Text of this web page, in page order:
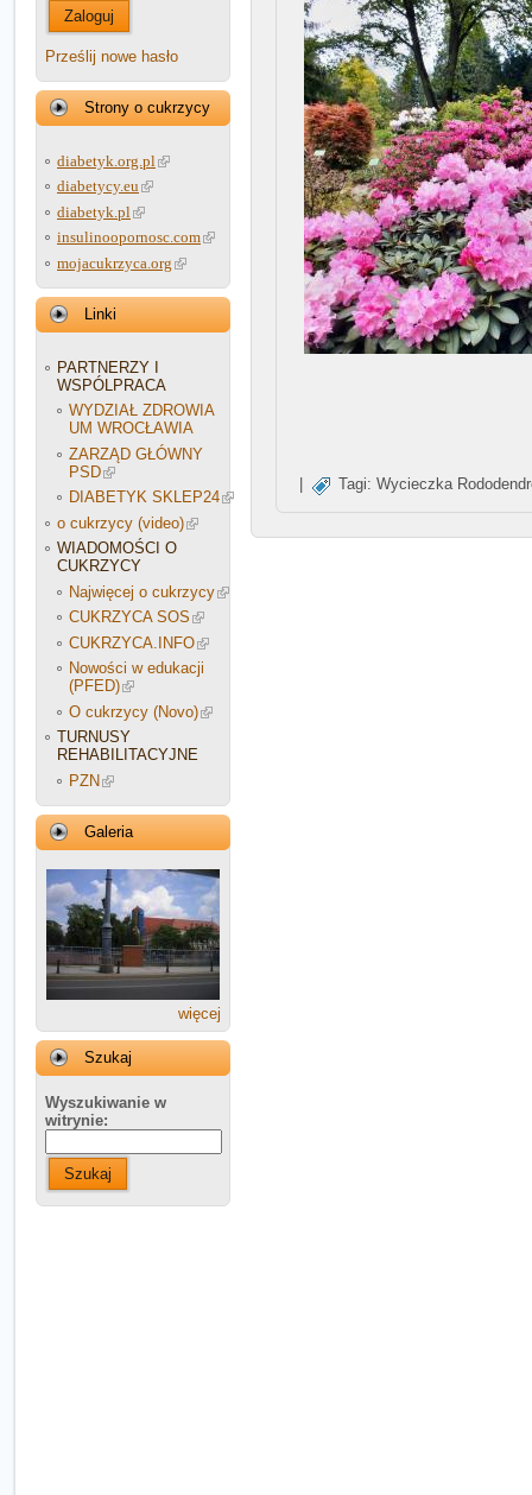
Zaloguj
Prześlij nowe hasło
Strony o cukrzycy
diabetyk.org.pl
diabetycy.eu
diabetyk.pl
insulinoopornosc.com
mojacukrzyca.org
Linki
PARTNERZY I
WSPÓLPRACA
WYDZIAŁ ZDROWIA
UM WROCŁAWIA
ZARZĄD GŁÓWNY
PSD
DIABETYK SKLEP24
o cukrzycy (video)
WIADOMOŚCI O
CUKRZYCY
Najwięcej o cukrzycy
CUKRZYCA SOS
CUKRZYCA.INFO
Nowości w edukacji
(PFED)
O cukrzycy (Novo)
TURNUSY
REHABILITACYJNE
PZN
Galeria
więcej
Szukaj
Wyszukiwanie w
witrynie:
Szukaj
Tagi: Wycieczka